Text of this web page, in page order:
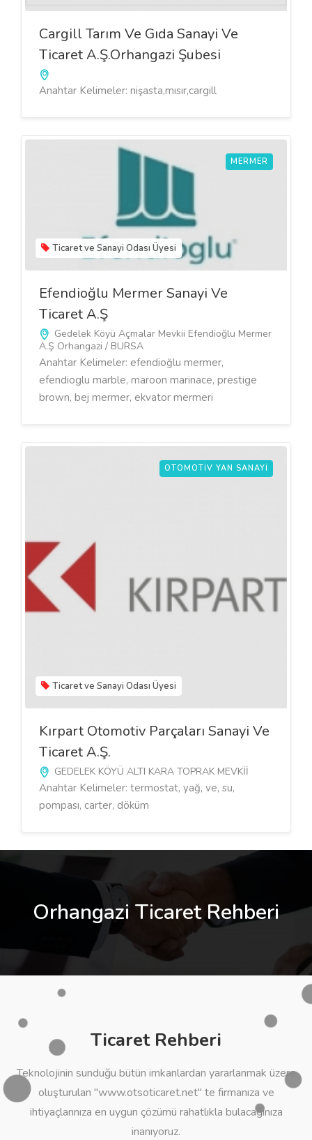
Cargill Tarım Ve Gıda Sanayi Ve
Ticaret A.Ş.Orhangazi Şubesi
Anahtar Kelimeler: nişasta,mısır,cargill
MERMER
Ticaret ve Sanayi Odası Üyesi
Efendioğlu Mermer Sanayi Ve
Ticaret A.Ş
Gedelek Köyü Açmalar Mevkii Efendioğlu Mermer
A.Ş Orhangazi / BURSA
Anahtar Kelimeler: efendioğlu mermer,
efendioglu marble, maroon marinace, prestige
brown, bej mermer, ekvator mermeri
OTOMOTIV YAN SANAYI
Ticaret ve Sanayi Odası Üyesi
Kırpart Otomotiv Parçaları Sanayi Ve
Ticaret A.ş.
GEDELEK KÖYÜ ALTI KARA TOPRAK MEVKİİ
Anahtar Kelimeler: termostat, yağ, ve, su,
pompası, carter, döküm
Orhangazi Ticaret Rehberi
Ticaret Rehberi
Teknolojinin sunduğu bütün imkanlardan yararlanmak üzere
oluşturulan "www.otsoticaret.net" te firmanıza ve
ihtiyaçlarınıza en uygun çözümü rahatlıkla bulacağınıza
inanıyoruz.